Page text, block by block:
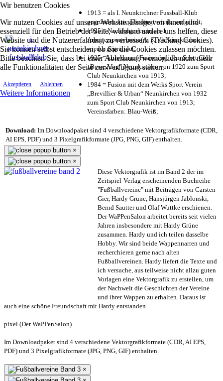
Wir benutzen Cookies
Wir nutzen Cookies auf unserer Website. Einige von ihnen sind
essenziell für den Betrieb der Seite, während andere uns helfen, diese
Website und die Nutzererfahrung zu verbessern (Tracking Cookies).
Sie können selbst entscheiden, ob Sie die Cookies zulassen möchten.
Bitte beachten Sie, dass bei einer Ablehnung womöglich nicht mehr
alle Funktionalitäten der Seite zur Verfügung stehen.
Akzeptieren Ablehnen
Weitere Informationen
1913 = als I. Neunkirchner Fussball-Klub
gegründet, kriegsbedingt wieder aufgelöst;
1925 = Nachfolgeverein als 1.
Arbeitersportverein (A. S. V.) Neunkirchen
wieder gegründet;
1925 = kurz darauf Fusion mit dem Sport Club
„Bewegung“ Neunkirchen von 1920 zum Sport
Club Neunkirchen von 1913;
1984 = Fusion mit dem Werks Sport Verein
„Brevillier & Urban“ Neunkirchen von 1932
zum Sport Club Neunkirchen von 1913;
Vereinsfarben: Blau-Weiß;
Download: Im Downloadpaket sind 4 verschiedene Vektorgrafikformate (CDR,
AI EPS, PDF) und 3 Pixelgrafikformate (JPG, PNG, GIF) enthalten.
×
×
Diese Vektorgrafik ist im Band 2 der im
Zeitspiel-Verlag erscheinenden Buchreihe
"Fußballvereine" mit Beiträgen von Carsten
Gier, Hardy Grüne, Hansjürgen Jablonski,
Bernd Sautter und Olaf Wuttke erschienen.
Der WaPPenSalon arbeitet bereits seit vielen
Jahren insbesondere mit Hardy Grüne
zusammen. Hardy und ich teilen dasselbe
Hobby. Wir sind beide Wappennarren und
recherchieren gerne nach alten
Fußballvereinen. Hardy liefert die Texte und
ich versuche, aus teilweise nicht allzu guten
Vorlagen eine Vektorgrafik zu erstellen, um
der Nachwelt die Geschichten der Vereine
und ihrer Wappen zu erhalten. Daraus ist
auch eine schöne Freundschaft mit Hardy entstanden.
pixel (Der WaPPenSalon)
Im Downloadpaket sind 4 verschiedene Vektorgrafikformate (CDR, AI EPS,
PDF) und 3 Pixelgrafikformate (JPG, PNG, GIF) enthalten.
×